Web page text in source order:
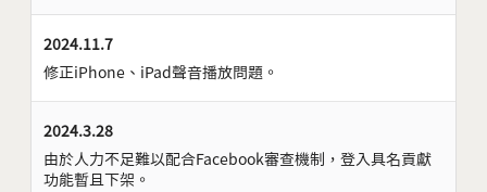
2024.11.7
修正iPhone、iPad聲音播放問題。
2024.3.28
由於人力不足難以配合Facebook審查機制，登入具名貢獻
功能暫且下架。